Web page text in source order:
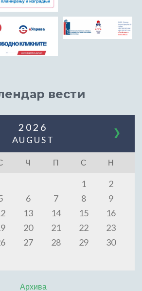
вести
❯
2026
AUGUST
Ч П С Н
1
2
6 7 8
9
13 14 15
16
20 21 22
23
27 28 29
30
Архива